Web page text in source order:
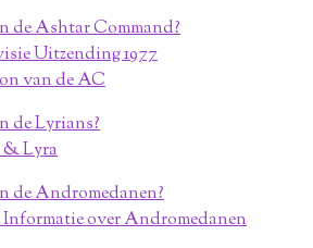
de Ashtar Command?
Uitzending 1977
van de AC
de Lyrians?
& Lyra
de Andromedanen?
Informatie over Andromedanen